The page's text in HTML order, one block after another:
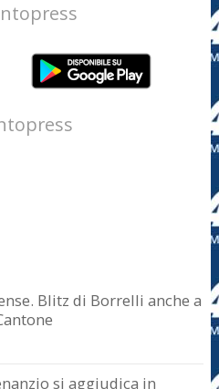
Blitz di Borrelli anche a
si aggiudica in